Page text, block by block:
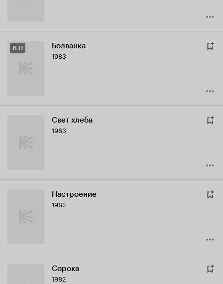
Рейтинг
6.0 Болванка
1983
Свет хлеба
1983
Настроение
1982
Сорока
1982